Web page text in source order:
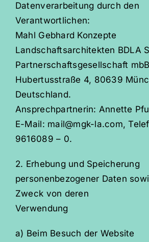
Datenverarbeitung durch den
Verantwortlichen:
Mahl Gebhard Konzepte
Landschaftsarchitekten BDLA
Partnerschaftsgesellschaft
Hubertusstraße 4, 80639
Deutschland.
Ansprechpartnerin: Annette
E-Mail: mail@mgk-la.com,
9616089 – 0.
2. Erhebung und Speicherung
personenbezogener Daten
Zweck von deren
Verwendung
a) Beim Besuch der Website